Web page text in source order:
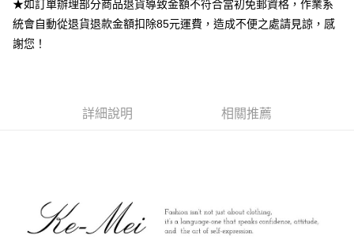
付款後7-11取貨
每筆NT$85，滿NT$1,200(含以上)免運費
★如訂單辦理部分商品退貨導致金額不符合當初免郵資格，作業系
統會自動從退貨退款金額扣除85元運費，造成不便之處請見諒，感
謝您！
詳細說明 相關推薦